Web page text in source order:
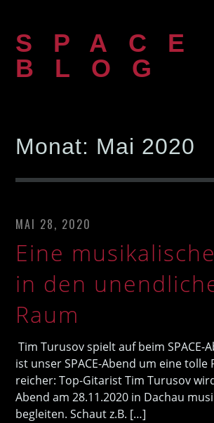
springen
SPACE
BLOG
Monat: Mai 2020
MAI 28, 2020
Eine
in den
Raum
Tim Turusov spielt auf beim SPACE-
ist unser SPACE-Abend um eine tolle
reicher: Top-Gitarist Tim Turusov
Abend am 28.11.2020 in Dachau
begleiten. Schaut z.B. […]